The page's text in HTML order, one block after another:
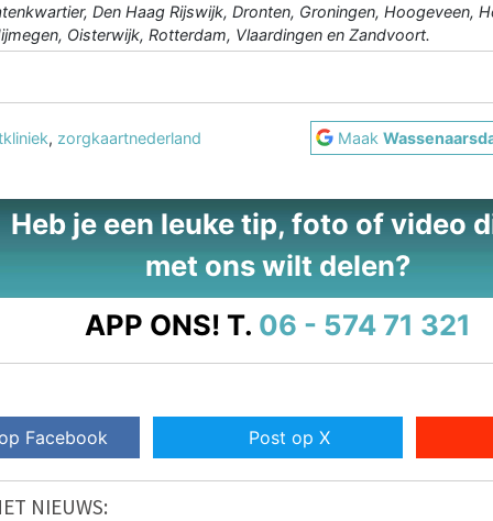
Den Haag Rijswijk, Dronten, Groningen, Hoogeveen,
Oisterwijk, Rotterdam, Vlaardingen en Zandvoort.
, zorgkaartnederland Maak
Heb je een leuke tip, foto of video
met ons wilt delen?
APP ONS! T. 06 - 574 71 321
Facebook Post op X
NIEUWS: